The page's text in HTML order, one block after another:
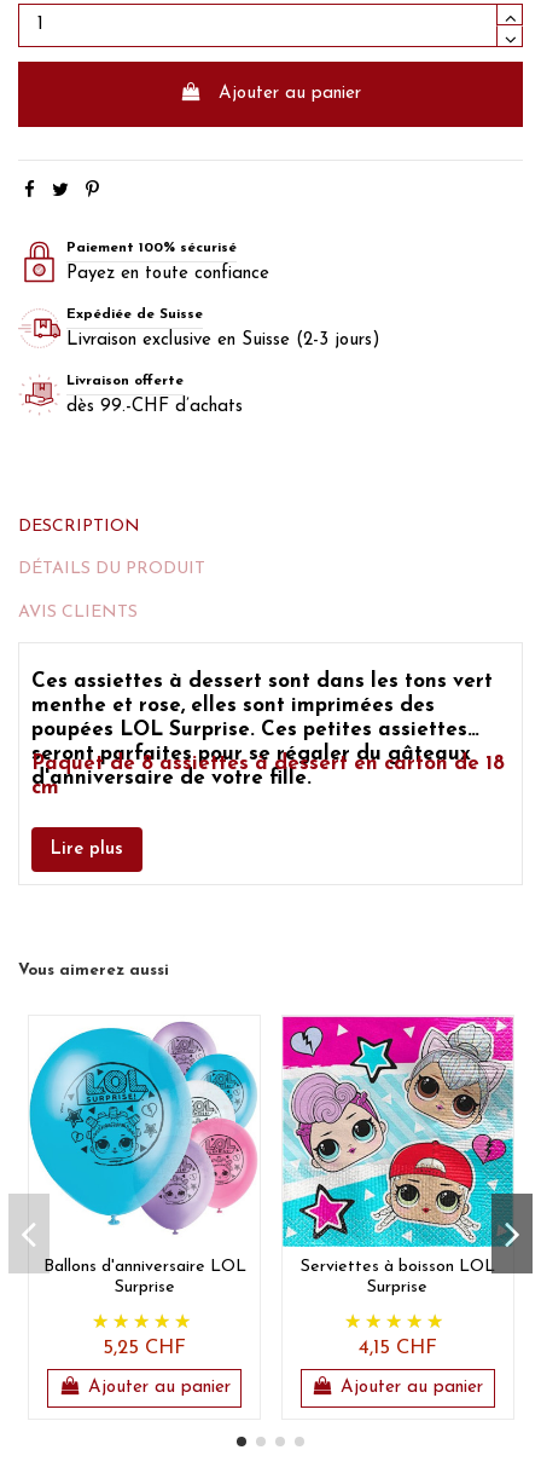
Ajouter au panier
Paiement 100% sécurisé
Payez en toute confiance
Expédiée de Suisse
Livraison exclusive en Suisse (2-3 jours)
Livraison offerte
dès 99.-CHF d’achats
DESCRIPTION
DÉTAILS DU PRODUIT
AVIS CLIENTS
Ces assiettes à dessert sont dans les tons vert
menthe et rose, elles sont imprimées des
poupées LOL Surprise. Ces petites assiettes
seront parfaites pour se régaler du gâteaux
d'anniversaire de votre fille.
Paquet de 8 assiettes à dessert en carton de 18
cm
Lire plus
Vous aimerez aussi
Ballons d'anniversaire LOL
Surprise
5,25 CHF
Ajouter au panier
Serviettes à boisson LOL
Surprise
4,15 CHF
Ajouter au panier